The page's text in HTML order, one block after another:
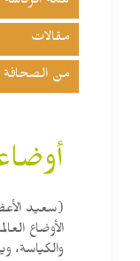
مقالات
من الصحافة
(سعيد
الأوضاع
والكياسة،